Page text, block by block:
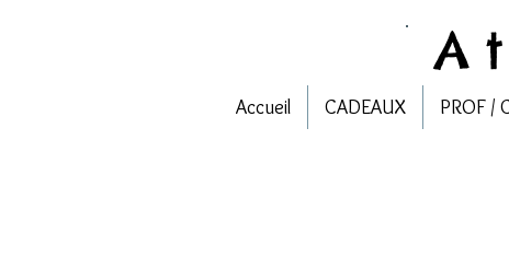
Accueil CADEAUX PROF /